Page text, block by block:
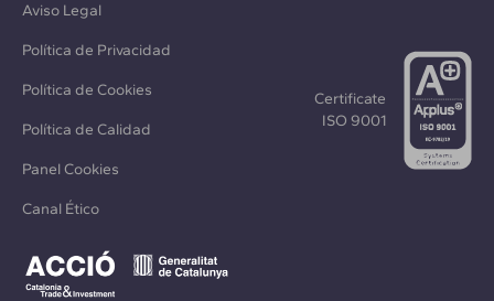
Aviso Legal
Política de Privacidad
Política de Cookies
Política de Calidad
Panel Cookies
Canal Ético
Certificate
ISO 9001